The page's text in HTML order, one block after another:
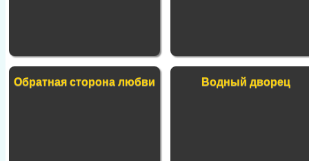
Обратная сторона любви Водный дворец